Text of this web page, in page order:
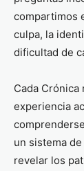
compartimos
culpa, la
dificultad de
Cada
experiencia
un sistema
revelar los